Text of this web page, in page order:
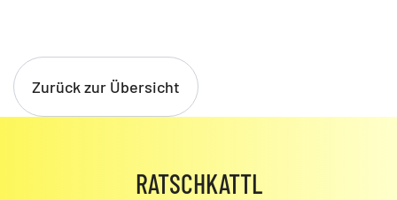
Zurück zur Übersicht
RATSCHKATTL